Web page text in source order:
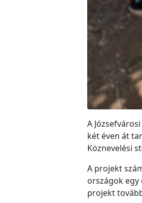
A
két éven át
Köznevelési
A projekt
országok
projekt